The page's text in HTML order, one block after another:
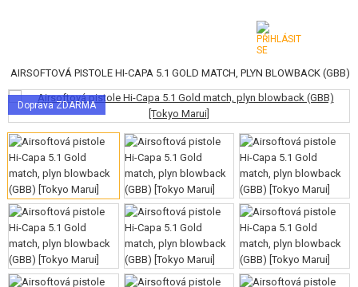
KATEGORIE
AIRSOFTOVÉ ZBRANĚ
VZDUCHOVÉ ZBRANĚ, PRAKY
GRANÁTOMETY, GRANÁTY
KULIČKY, PLYN
AKUMULÁTORY, NABÍJEČKY
AIRSOFTOVÁ PISTOLE HI-CAPA 5.1 GOLD MATCH, PLYN BLOWBACK (GBB)
Doprava ZDARMA